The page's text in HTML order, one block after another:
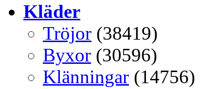
Kläder
Tröjor (38419)
Byxor (30596)
Klänningar (14756)